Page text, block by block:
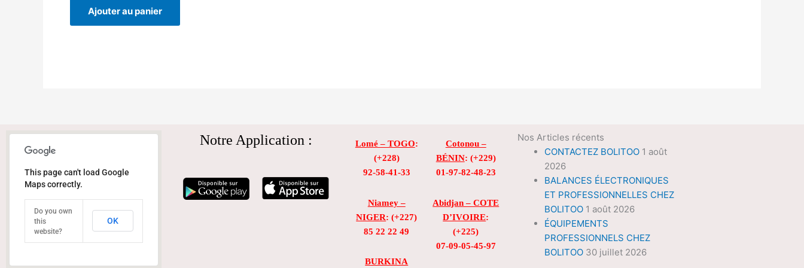
Ajouter au panier
This page can't load Google
Maps correctly.
Do you own
this
website?
OK
Notre Application : Lomé – TOGO:
(+228)
92-58-41-33
Niamey –
NIGER: (+227)
85 22 22 49
BURKINA
Cotonou –
BÉNIN: (+229)
01-97-82-48-23
Abidjan – COTE
D’IVOIRE:
(+225)
07-09-05-45-97
Nos Articles récents
CONTACTEZ BOLITOO 1 août
2026
BALANCES ÉLECTRONIQUES
ET PROFESSIONNELLES CHEZ
BOLITOO 1 août 2026
ÉQUIPEMENTS
PROFESSIONNELS CHEZ
BOLITOO 30 juillet 2026